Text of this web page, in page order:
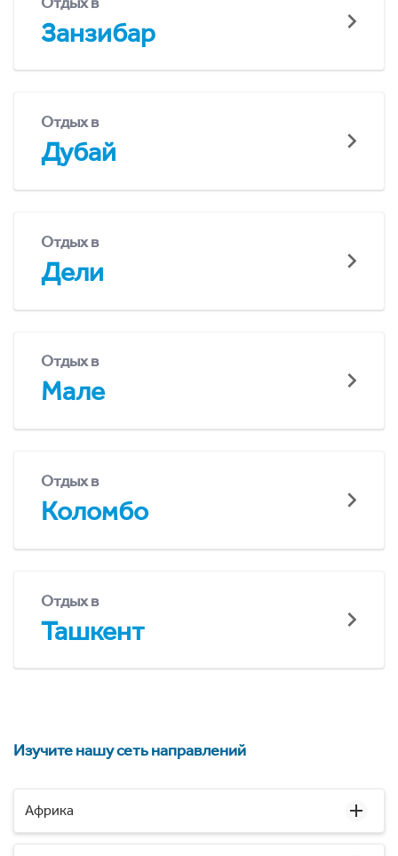
Занзибар
Отдых в
Дубай
Отдых в
Дели
Отдых в
Мале
Отдых в
Коломбо
Отдых в
Ташкент
Изучите нашу сеть направлений
Африка